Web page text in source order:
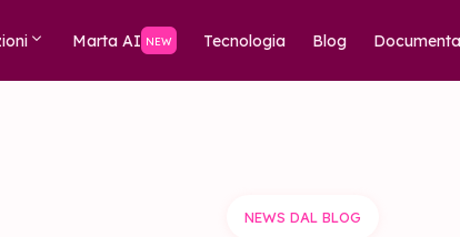
Marta AI NEW Tecnologia Blog
NEWS DAL BLOG